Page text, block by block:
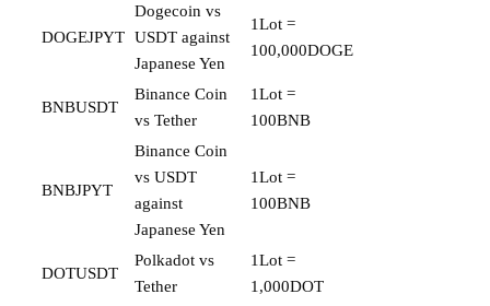
DOGEJPYT
Dogecoin vs
USDT against
Japanese Yen
1Lot =
100,000DOGE
BNBUSDT
Binance Coin
vs Tether
1Lot =
100BNB
BNBJPYT
Binance Coin
vs USDT
against
Japanese Yen
1Lot =
100BNB
DOTUSDT
Polkadot vs
Tether
1Lot =
1,000DOT